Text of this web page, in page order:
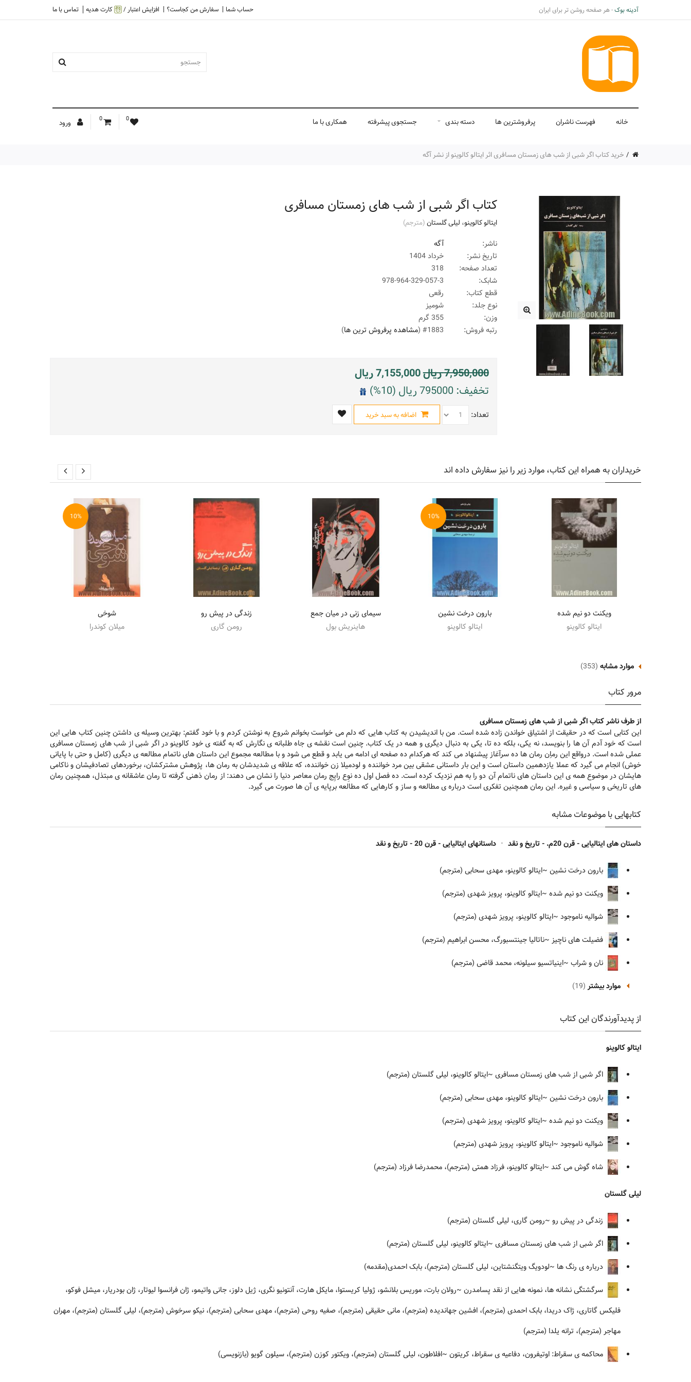
آدینه بوک- هر صفحه روشن تر برای ایران حساب شما سفارش من کجاست؟ افزایش اعتبار / کارت هدیه تماس با ما
0
0 ورود خانه فهرست ناشران پرفروشترین ها دسته بندی جستجوی پیشرفته همکاری با ما
خرید کتاب اگر شبی از شب های زمستان مسافری اثر ایتالو کالوینو از نشر آگه
کتاب اگر شبی از شب های زمستان مسافری
ایتالو کالوینو، لیلی گلستان(مترجم)
ناشر:
آگه
تاریخ نشر:
خرداد 1404
تعداد صفحه:
شابک:
978-964-329-057-3
قطع کتاب:
رقعی
نوع جلد:
شومیز
وزن:
355 گرم
رتبه فروش:
#1883 ( مشاهده پرفروش ترین ها)
7,950,000ریال7,155,000ریال
تخفیف: 795000 ریال (10%)
تعداد: اضافه به سبد خرید
خریداران به همراه این کتاب، موارد زیر را نیز سفارش داده اند
ویکنت دو نیم شده
ایتالو کالوینو
10%
بارون درخت نشین
ایتالو کالوینو
سیمای زنی در میان جمع
هاینریش بول
زندگی در پیش رو
رومن گاری
10%
شوخی
میلان کوندرا
موارد مشابه (353)
مرور کتاب
از طرف ناشر کتاب اگر شبی از شب های زمستان مسافری
این کتابی است که در حقیقت از اشتیاق خواندن زاده شده است. من با اندیشیدن به کتاب هایی که دلم می خواست بخوانم شروع به نوشتن کردم و با خود گفتم: بهترین وسیله ی داشتن چنین کتاب هایی این
است که خود آدم آن ها را بنویسد، نه یکی، بلکه ده تا، یکی به دنبال دیگری و همه در یک کتاب. چنین است نقشه ی جاه طلبانه ی نگارش که به گفته ی خود کالوینو در اگر شبی از شب های زمستان مسافری
عملی شده است. درواقع این رماِن رمان ها ده سرآغاز پیشنهاد می کند که هرکدام ده صفحه ای ادامه می یابد و قطع می شود و با مطالعه مجموع این داستان های ناتمام مطالعه ی دیگری (کامل و حتی با پایانی
خوش) انجام می گیرد که عملا یازدهمین داستان است و این بار داستانی عشقی بین مرد خواننده و لودمیلا زن خواننده، که علاقه ی شدیدشان به رمان ها، پژوهش مشترکشان، برخوردهای تصادفیشان و ناکامی
هایشان در موضوع همه ی این داستان های ناتمام آن دو را به هم نزدیک کرده است. ده فصل اول ده نوِع رایِج رمان معاصر دنیا را نشان می دهند: از رمان ذهنی گرفته تا رمان عاشقانه ی مبتذل، همچنین رمان
های تاریخی و سیاسی و غیره. این رمان همچنین تفکری است درباره ی مطالعه و ساز و کارهایی که مطالعه برپایه ی آن ها صورت می گیرد.
کتابهایی با موضوعات مشابه
داستان های ایتالیایی - قرن 20م. - تاریخ و نقد • داستانهای ایتالیایی - قرن 20 - تاریخ و نقد
بارون درخت نشین ~ایتالو کالوینو، مهدی سحابی (مترجم)
ویکنت دو نیم شده ~ایتالو کالوینو، پرویز شهدی (مترجم)
شوالیه ناموجود ~ایتالو کالوینو، پرویز شهدی (مترجم)
فضیلت های ناچیز ~ناتالیا جینتسبورگ، محسن ابراهیم (مترجم)
نان و شراب ~اینیاتسیو سیلونه، محمد قاضی (مترجم)
موارد بیشتر (19)
از پدیدآورندگان این کتاب
ایتالو کالوینو
اگر شبی از شب های زمستان مسافری ~ایتالو کالوینو، لیلی گلستان (مترجم)
بارون درخت نشین ~ایتالو کالوینو، مهدی سحابی (مترجم)
ویکنت دو نیم شده ~ایتالو کالوینو، پرویز شهدی (مترجم)
شوالیه ناموجود ~ایتالو کالوینو، پرویز شهدی (مترجم)
شاه گوش می کند ~ایتالو کالوینو، فرزاد همتی (مترجم)، محمدرضا فرزاد (مترجم)
لیلی گلستان
زندگی در پیش رو ~رومن گاری، لیلی گلستان (مترجم)
اگر شبی از شب های زمستان مسافری ~ایتالو کالوینو، لیلی گلستان (مترجم)
درباره ی رنگ ها ~لودویگ ویتگنشتاین، لیلی گلستان (مترجم)، بابک احمدی(مقدمه)
سرگشتگی نشانه ها، نمونه هایی از نقد پسامدرن ~رولان بارت، موریس بلانشو، ژولیا کریستوا، مایکل هارت، آنتونیو نگری، ژیل دلوز، جانی واتیمو، ژان فرانسوا لیوتار، ژان بودریار، میشل فوکو،
فلیکس گاتاری، ژاک دریدا، بابک احمدی (مترجم)، افشین جهاندیده (مترجم)، مانی حقیقی (مترجم)، صفیه روحی (مترجم)، مهدی سحابی (مترجم)، نیکو سرخوش (مترجم)، لیلی گلستان (مترجم)، مهران
مهاجر (مترجم)، ترانه یلدا (مترجم)
محاکمه ی سقراط: اوتیفرون، دفاعیه ی سقراط، کریتون ~افلاطون، لیلی گلستان (مترجم)، ویکتور کوزن (مترجم)، سیلون گویو (بازنویسی)